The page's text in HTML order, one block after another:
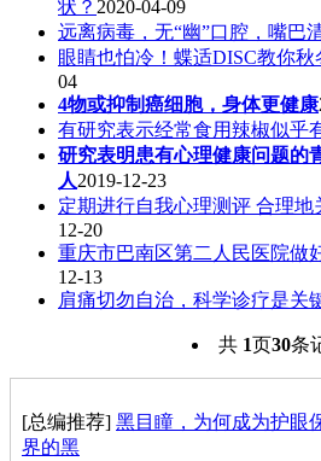
状？ 2020-04-09
远离病毒，无“幽”口腔，嘴巴
眼睛也怕冷！蝶适DISC教你秋
04
4物或抑制癌细胞，身体更健康
有研究表示经常食用辣椒似乎
研究表明患有心理健康问题的
人2019-12-23
定期进行自我心理测评 合理
12-20
重庆市巴南区第二人民医院做
12-13
肩痛切勿自治，科学诊疗是关
共 1页30条
[总编推荐] 黑目瞳，为何成为护眼
界的黑